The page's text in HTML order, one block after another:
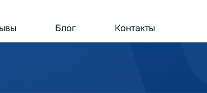
Блог Контакты